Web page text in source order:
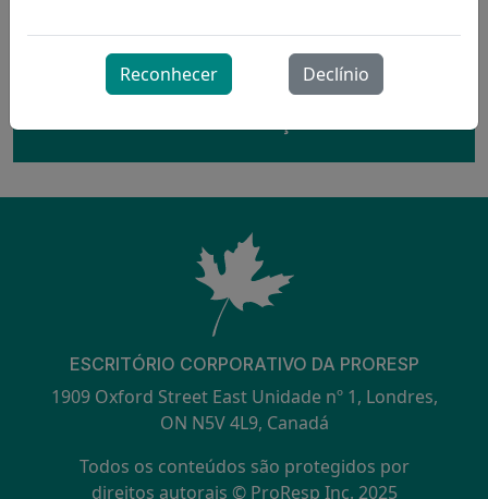
Interessado? Entre em contato conosco para
ESCRITÓRIO CORPORATIVO DA PRORESP
1909 Oxford Street East Unidade nº 1, Londres,
ON N5V 4L9, Canadá
Todos os conteúdos são protegidos por
direitos autorais © ProResp Inc. 2025
Reconhecer Declínio